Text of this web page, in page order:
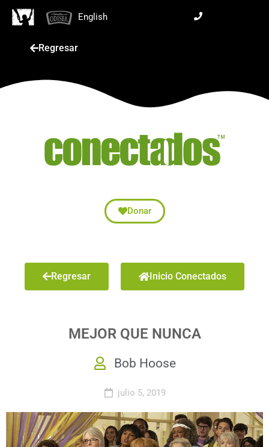
English
Regresar
Donar
Regresar Inicio Conectados
MEJOR QUE NUNCA
Bob Hoose
julio 5, 2019